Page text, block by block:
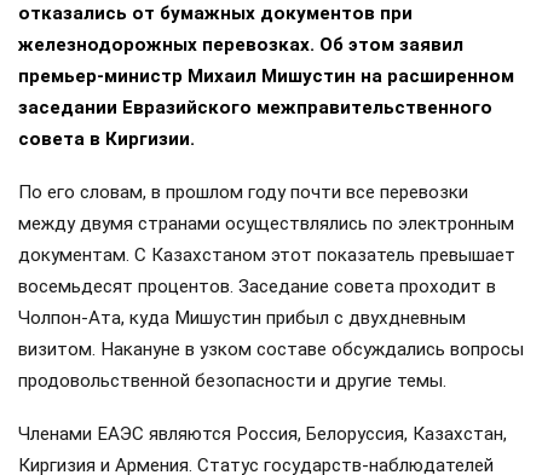
отказались от бумажных документов при
железнодорожных перевозках. Об этом заявил
премьер-министр Михаил Мишустин на расширенном
заседании Евразийского межправительственного
совета в Киргизии.
По его словам, в прошлом году почти все перевозки
между двумя странами осуществлялись по электронным
документам. С Казахстаном этот показатель превышает
восемьдесят процентов. Заседание совета проходит в
Чолпон-Ата, куда Мишустин прибыл с двухдневным
визитом. Накануне в узком составе обсуждались вопросы
продовольственной безопасности и другие темы.
Членами ЕАЭС являются Россия, Белоруссия, Казахстан,
Киргизия и Армения. Статус государств-наблюдателей